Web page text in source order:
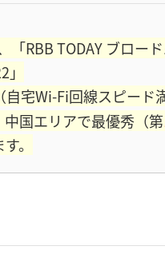
「RBB TODAY ブロー
自宅Wi-Fi回線スピード
中国エリアで最優秀（第
。